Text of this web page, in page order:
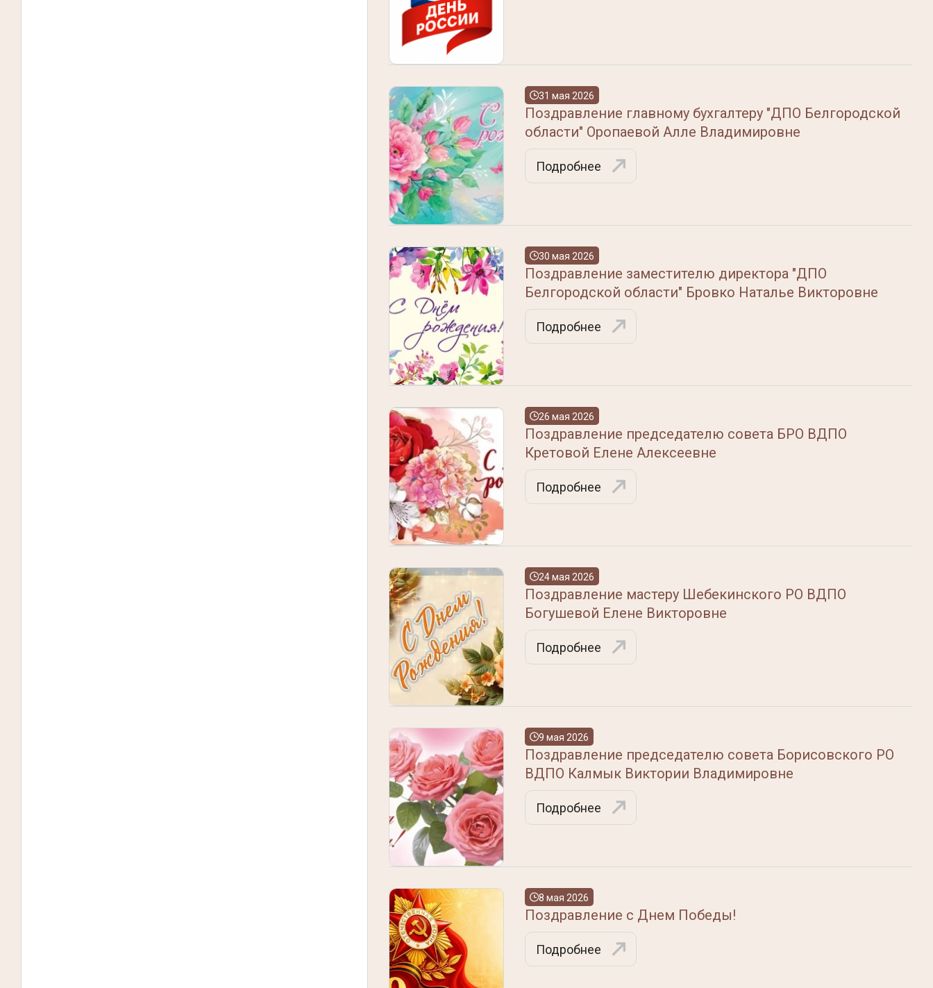
31 мая 2026
Поздравление главному бухгалтеру "ДПО Белгородской
области" Оропаевой Алле Владимировне
Подробнее
30 мая 2026
Поздравление заместителю директора "ДПО
Белгородской области" Бровко Наталье Викторовне
Подробнее
26 мая 2026
Поздравление председателю совета БРО ВДПО
Кретовой Елене Алексеевне
Подробнее
24 мая 2026
Поздравление мастеру Шебекинского РО ВДПО
Богушевой Елене Викторовне
Подробнее
9 мая 2026
Поздравление председателю совета Борисовского РО
ВДПО Калмык Виктории Владимировне
Подробнее
8 мая 2026
Поздравление с Днем Победы!
Подробнее